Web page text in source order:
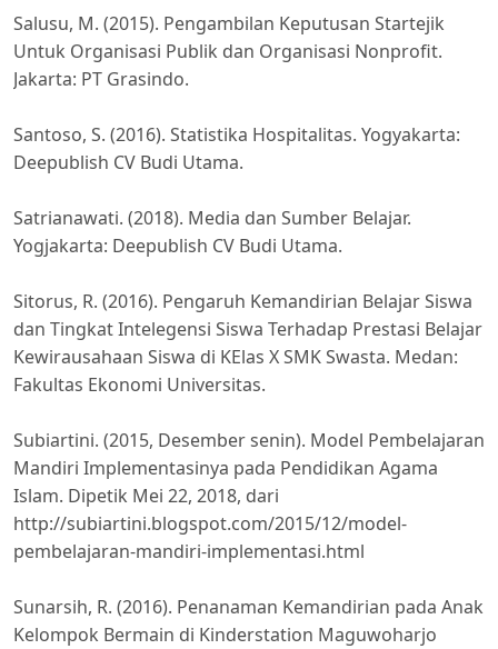
Salusu, M. (2015). Pengambilan Keputusan Startejik
Untuk Organisasi Publik dan Organisasi Nonprofit.
Jakarta: PT Grasindo.
Santoso, S. (2016). Statistika Hospitalitas. Yogyakarta:
Deepublish CV Budi Utama.
Satrianawati. (2018). Media dan Sumber Belajar.
Yogjakarta: Deepublish CV Budi Utama.
Sitorus, R. (2016). Pengaruh Kemandirian Belajar Siswa
dan Tingkat Intelegensi Siswa Terhadap Prestasi Belajar
Kewirausahaan Siswa di KElas X SMK Swasta. Medan:
Fakultas Ekonomi Universitas.
Subiartini. (2015, Desember senin). Model Pembelajaran
Mandiri Implementasinya pada Pendidikan Agama
Islam. Dipetik Mei 22, 2018, dari
http://subiartini.blogspot.com/2015/12/model-
pembelajaran-mandiri-implementasi.html
Sunarsih, R. (2016). Penanaman Kemandirian pada Anak
Kelompok Bermain di Kinderstation Maguwoharjo